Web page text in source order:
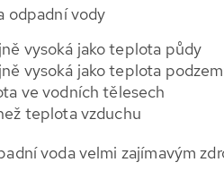
odpadní vody
vysoká jako teplota půdy
vysoká jako teplota
ve vodních tělesech
teplota vzduchu
voda velmi zajímavým